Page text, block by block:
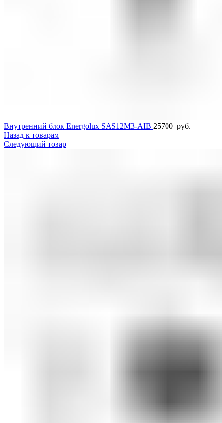
Внутренний блок Energolux SAS12M3-AIB 25700 руб.
Назад к товарам
Следующий товар